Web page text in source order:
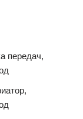
передач,